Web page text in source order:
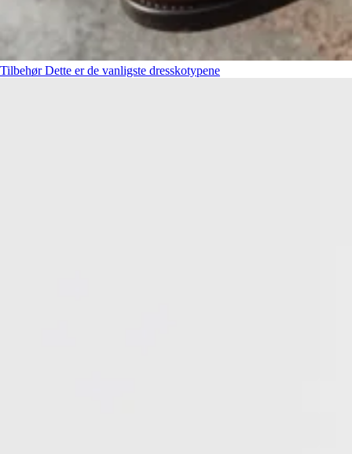
Tilbehør Dette er de vanligste dresskotypene